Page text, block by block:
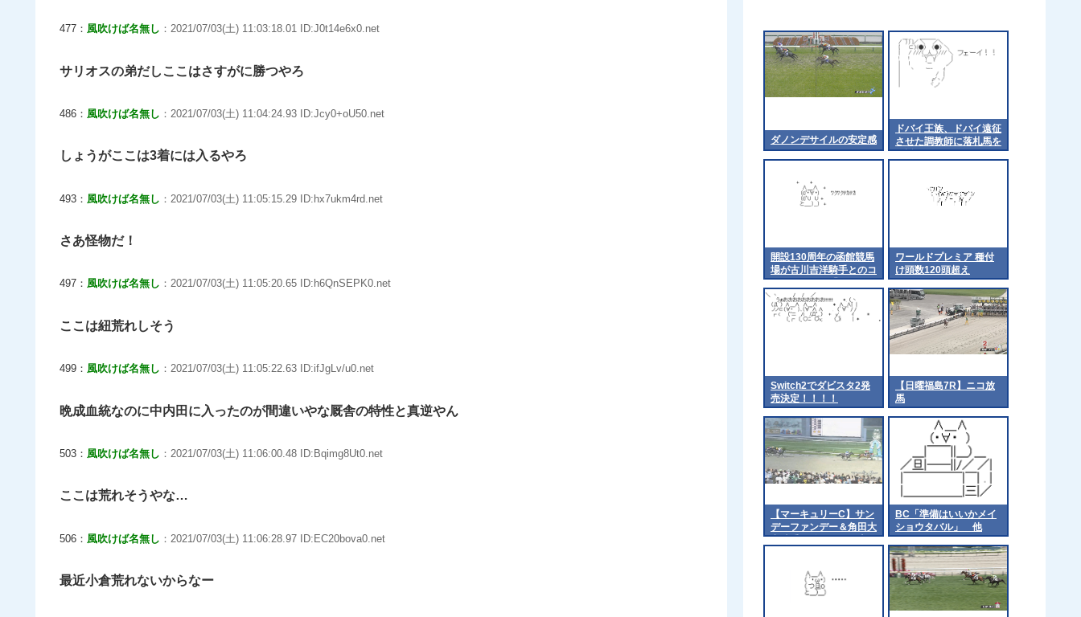
477： 風吹けば名無し ：2021/07/03(土) 11:03:18.01 ID:J0t14e6x0.net
サリオスの弟だしここはさすがに勝つやろ
486： 風吹けば名無し ：2021/07/03(土) 11:04:24.93 ID:Jcy0+oU50.net
しょうがここは3着には入るやろ
493： 風吹けば名無し ：2021/07/03(土) 11:05:15.29 ID:hx7ukm4rd.net
さあ怪物だ！
497： 風吹けば名無し ：2021/07/03(土) 11:05:20.65 ID:h6QnSEPK0.net
ここは紐荒れしそう
499： 風吹けば名無し ：2021/07/03(土) 11:05:22.63 ID:ifJgLv/u0.net
晩成血統なのに中内田に入ったのが間違いやな厩舎の特性と真逆やん
503： 風吹けば名無し ：2021/07/03(土) 11:06:00.48 ID:Bqimg8Ut0.net
ここは荒れそうやな…
506： 風吹けば名無し ：2021/07/03(土) 11:06:28.97 ID:EC20bova0.net
最近小倉荒れないからなー
ダノンデサイルの安定感
ドバイ王族、ドバイ遠征
させた調教師に落札馬を
預託
開設130周年の函館競馬
場が古川吉洋騎手とのコ
ラボメニュー「フルキチ
の心揺さぶるザンギ
BOX」を発売
ワールドプレミア 種付
け頭数120頭超え
Switch2でダビスタ2発
売決定！！！！
【日曜福島7R】ニコ放
馬
【マーキュリーC】サン
デーファンデー＆角田大
和騎手がｷﾀ━━━━(ﾟ
BC「準備はいいかメイ
ショウタバル」 他